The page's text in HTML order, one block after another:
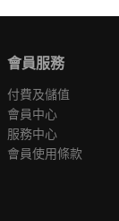
會員服務
付費及儲值
會員中心
服務中心
會員使用條款